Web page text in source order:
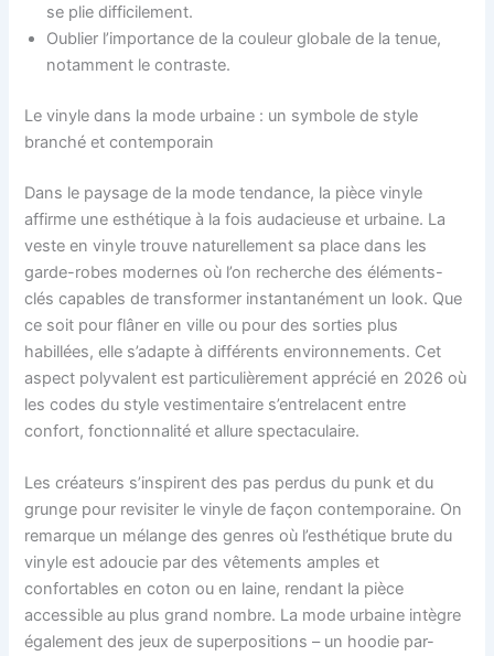
se plie difficilement.
Oublier l’importance de la couleur globale de la tenue,
notamment le contraste.
Le vinyle dans la mode urbaine : un symbole de style
branché et contemporain
Dans le paysage de la mode tendance, la pièce vinyle
affirme une esthétique à la fois audacieuse et urbaine. La
veste en vinyle trouve naturellement sa place dans les
garde-robes modernes où l’on recherche des éléments-
clés capables de transformer instantanément un look. Que
ce soit pour flâner en ville ou pour des sorties plus
habillées, elle s’adapte à différents environnements. Cet
aspect polyvalent est particulièrement apprécié en 2026 où
les codes du style vestimentaire s’entrelacent entre
confort, fonctionnalité et allure spectaculaire.
Les créateurs s’inspirent des pas perdus du punk et du
grunge pour revisiter le vinyle de façon contemporaine. On
remarque un mélange des genres où l’esthétique brute du
vinyle est adoucie par des vêtements amples et
confortables en coton ou en laine, rendant la pièce
accessible au plus grand nombre. La mode urbaine intègre
également des jeux de superpositions – un hoodie par-